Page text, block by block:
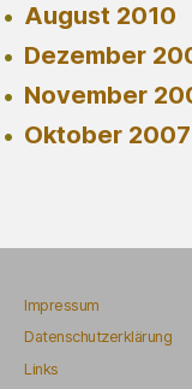
August 2010
Dezember
November
Oktober 2007
Impressum
Datenschutzerklärung
Links